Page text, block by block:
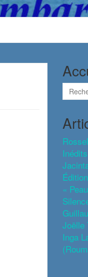
Inédits
«
Joëlle
Inga